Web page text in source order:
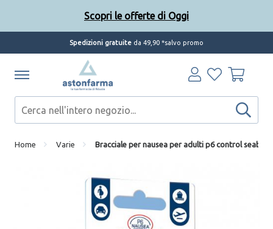
Spedizioni gratuite da 49,90 *salvo promo
Home Varie Bracciale per nausea per adulti p6 control
Scopri le offerte di Oggi